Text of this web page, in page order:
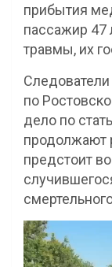
прибытия
пассажир 47
травмы, их
по
дело по
продолжают
предстоит
Видеоплеер